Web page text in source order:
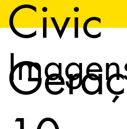
Civic